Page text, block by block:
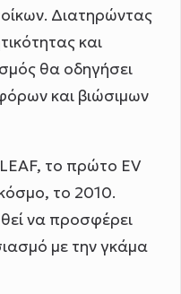
Διατηρώντας
και
θα οδηγήσει
και βιώσιμων
το πρώτο EV
το 2010.
να προσφέρει
με την γκάμα